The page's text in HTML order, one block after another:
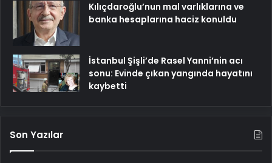
Kılıçdaroğlu’nun mal varlıklarına ve
banka hesaplarına haciz konuldu
İstanbul Şişli’de Rasel Yanni’nin acı
sonu: Evinde çıkan yangında hayatını
kaybetti
Son Yazılar